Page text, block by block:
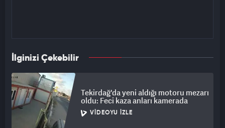
İlginizi Çekebilir
Tekirdağ'da yeni aldığı motoru mezarı
oldu: Feci kaza anları kamerada
VIDEOYU İZLE